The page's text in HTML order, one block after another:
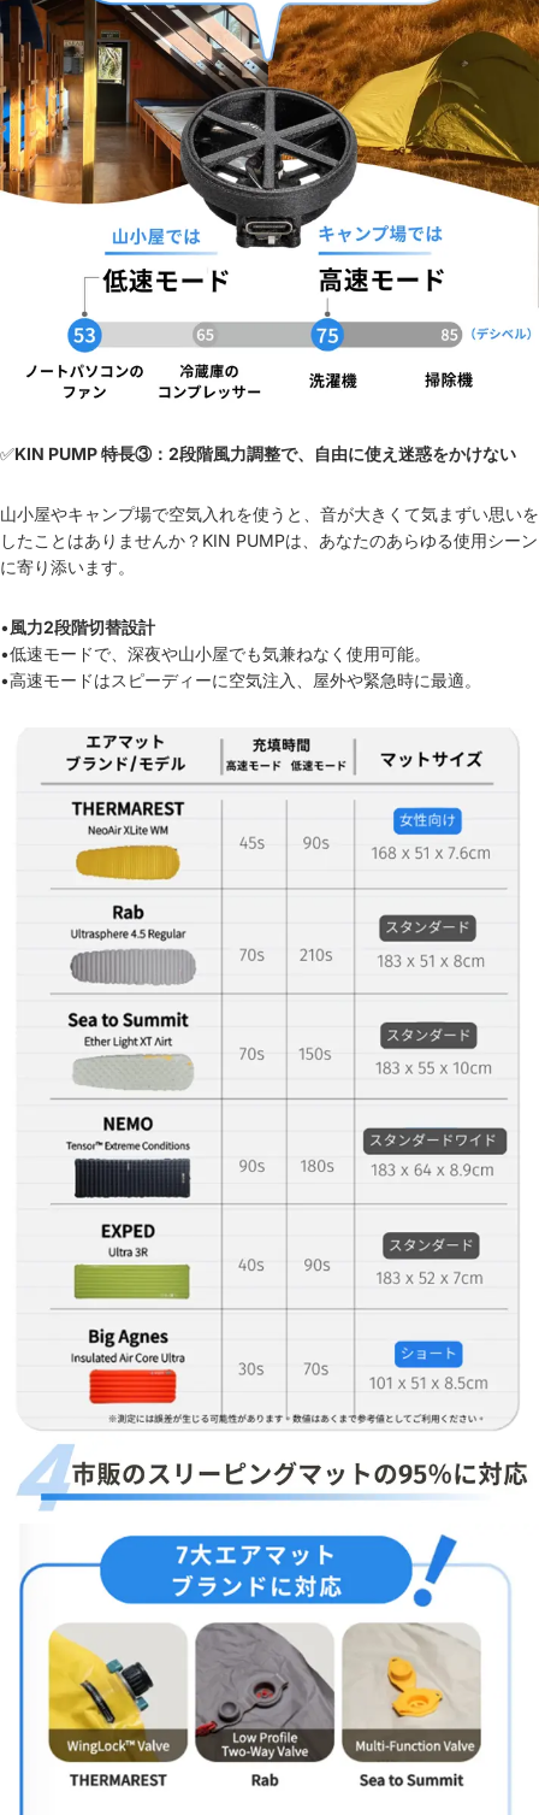
✅KIN PUMP 特長③：2段階風力調整で、自由に使え迷惑をかけない
山小屋やキャンプ場で空気入れを使うと、音が大きくて気まずい思いを
したことはありませんか？KIN PUMPは、あなたのあらゆる使用シーン
に寄り添います。
•風力2段階切替設計
•低速モードで、深夜や山小屋でも気兼ねなく使用可能。
•高速モードはスピーディーに空気注入、屋外や緊急時に最適。